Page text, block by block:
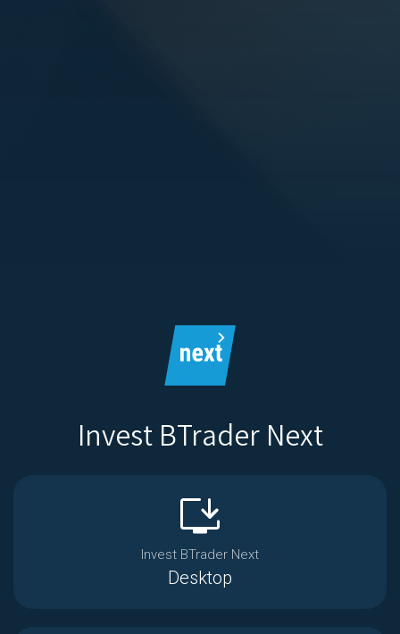
Invest BTrader Next
install_desktop
Invest BTrader Next
Desktop